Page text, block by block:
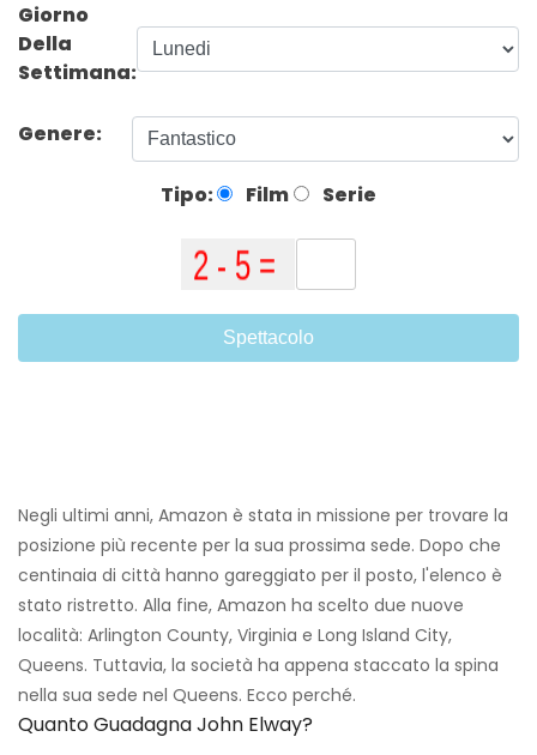
Giorno
Della
Settimana:
Genere:
Tipo: Film Serie
Spettacolo
Negli ultimi anni, Amazon è stata in missione per trovare la
posizione più recente per la sua prossima sede. Dopo che
centinaia di città hanno gareggiato per il posto, l'elenco è
stato ristretto. Alla fine, Amazon ha scelto due nuove
località: Arlington County, Virginia e Long Island City,
Queens. Tuttavia, la società ha appena staccato la spina
nella sua sede nel Queens. Ecco perché.
Quanto Guadagna John Elway?